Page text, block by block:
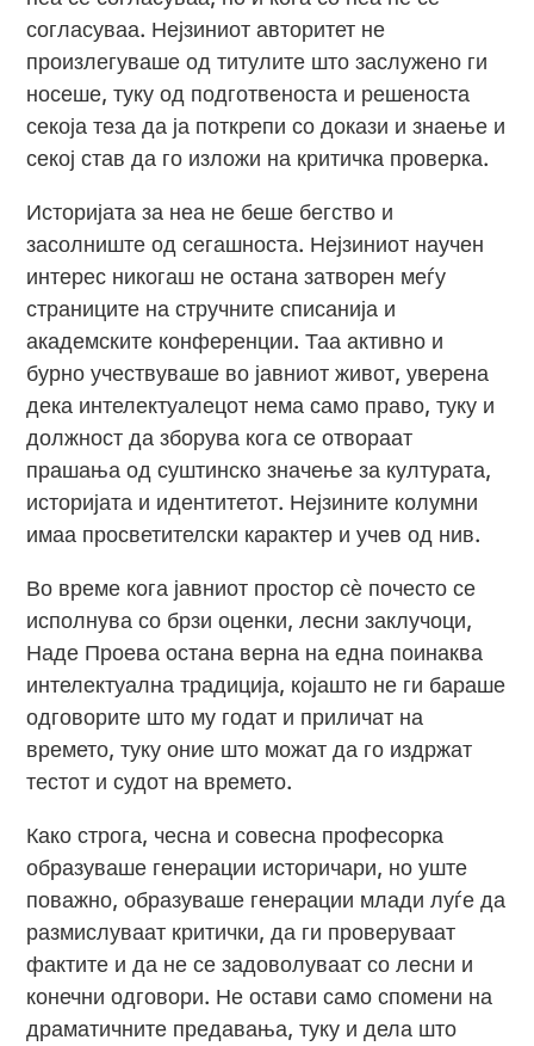
согласуваа. Нејзиниот авторитет не
произлегуваше од титулите што заслужено ги
носеше, туку од подготвеноста и решеноста
секоја теза да ја поткрепи со докази и знаење и
секој став да го изложи на критичка проверка.
Историјата за неа не беше бегство и
засолниште од сегашноста. Нејзиниот научен
интерес никогаш не остана затворен меѓу
страниците на стручните списанија и
академските конференции. Таа активно и
бурно учествуваше во јавниот живот, уверена
дека интелектуалецот нема само право, туку и
должност да зборува кога се отвораат
прашања од суштинско значење за културата,
историјата и идентитетот. Нејзините колумни
имаа просветителски карактер и учев од нив.
Во време кога јавниот простор сѐ почесто се
исполнува со брзи оценки, лесни заклучоци,
Наде Проева остана верна на една поинаква
интелектуална традиција, којашто не ги бараше
одговорите што му годат и приличат на
времето, туку оние што можат да го издржат
тестот и судот на времето.
Како строга, чесна и совесна професорка
образуваше генерации историчари, но уште
поважно, образуваше генерации млади луѓе да
размислуваат критички, да ги проверуваат
фактите и да не се задоволуваат со лесни и
конечни одговори. Не остави само спомени на
драматичните предавања, туку и дела што